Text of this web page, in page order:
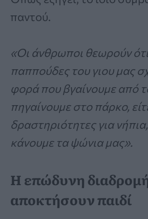
παντού.
«Οι άνθρωποι θεωρούν
παππούδες του γιου μας
φορά που βγαίνουμε από
πηγαίνουμε στο πάρκο,
δραστηριότητες για
κάνουμε τα ψώνια μας».
Η επώδυνη
αποκτήσουν παιδί